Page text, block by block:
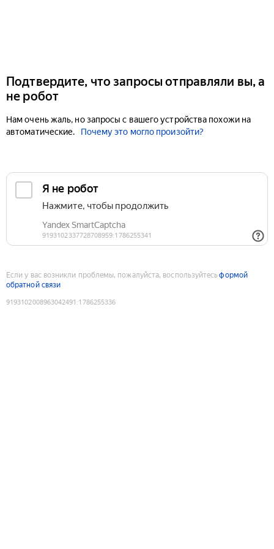
Подтвердите, что запросы отправляли вы, а
не робот
Нам очень жаль, но запросы с вашего устройства похожи на
автоматические.
Почему это могло произойти?
Если у вас возникли проблемы, пожалуйста, воспользуйтесьформой
обратной связи
9193102008963042491 :1786255336